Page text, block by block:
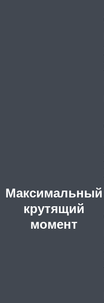
Максимальный
крутящий
момент